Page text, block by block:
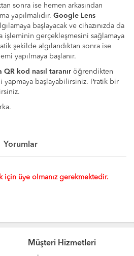
sonra ise hemen arkasından
yapılmalıdır. Google Lens
başlayacak ve cihazınızda da
işleminin gerçekleşmesini sağlamaya
şekilde algılandıktan sonra ise
yapılmaya başlanır.
kod nasıl taranır öğrendikten
yapmaya başlayabilirsiniz. Pratik bir
Yorumlar
için üye olmanız gerekmektedir.
Müşteri Hizmetleri